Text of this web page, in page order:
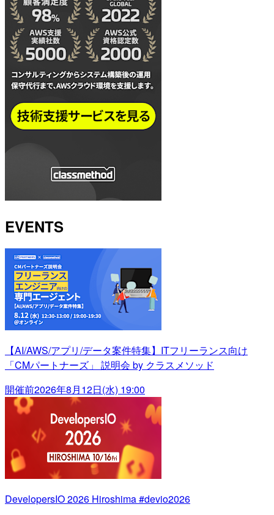
EVENTS
【AI/AWS/アプリ/データ案件特集】ITフリーランス向け
「CMパートナーズ」 説明会 by クラスメソッド
開催前2026年8月12日(水) 19:00
DevelopersIO 2026 Hiroshima #devio2026